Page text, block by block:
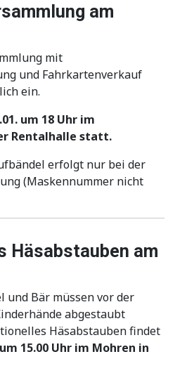
am
mit
und Fahrkartenverkauf
ein.
um 18 Uhr im
Rentalhalle statt.
erfolgt nur bei der
(Maskennummer nicht
Häsabstauben am
und Bär müssen vor der
abgestaubt
Häsabstauben findet
15.00 Uhr im Mohren in